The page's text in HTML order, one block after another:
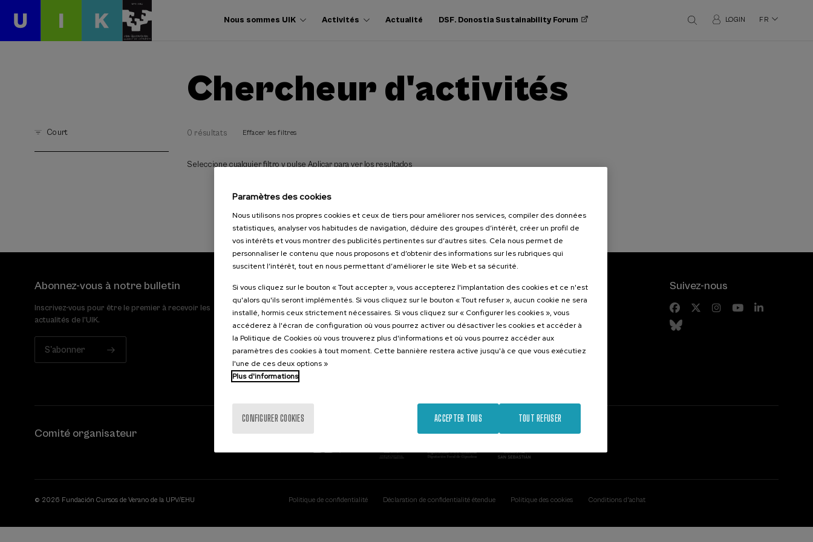
Nous sommes UIK Activités Actualité DSF. Donostia Sustainability Forum LOGIN FR
Chercheur d'activités
Court 0 résultats Effacer les filtres
Seleccione cualquier filtro y pulse Aplicar para ver los resultados
Abonnez-vous à notre bulletin
Inscrivez-vous pour être le premier à recevoir les
actualités de l'UIK.
S'abonner
Contact
20007 Donostia / San Sebastián
Contactez-nous!
Intéressant...
Activités précédentes
Suivez-nous
Comité organisateur
© 2026 Fundación Cursos de Verano de la UPV/EHU Politique de confidentialité Déclaration de confidentialité étendue Politique des cookies Conditions d'achat
Paramètres des cookies
Nous utilisons nos propres cookies et ceux de tiers pour améliorer nos services, compiler des données
statistiques, analyser vos habitudes de navigation, déduire des groupes d’intérêt, créer un profil de
vos intérêts et vous montrer des publicités pertinentes sur d’autres sites. Cela nous permet de
personnaliser le contenu que nous proposons et d’obtenir des informations sur les rubriques qui
suscitent l’intérêt, tout en nous permettant d’améliorer le site Web et sa sécurité.
Si vous cliquez sur le bouton « Tout accepter », vous accepterez l'implantation des cookies et ce n'est
qu'alors qu'ils seront implémentés. Si vous cliquez sur le bouton « Tout refuser », aucun cookie ne sera
installé, hormis ceux strictement nécessaires. Si vous cliquez sur « Configurer les cookies », vous
accéderez à l'écran de configuration où vous pourrez activer ou désactiver les cookies et accéder à
la Politique de Cookies où vous trouverez plus d'informations et où vous pourrez accéder aux
paramètres des cookies à tout moment. Cette bannière restera active jusqu'à ce que vous exécutiez
l'une de ces deux options »
Plus d'informations
CONFIGURER COOKIES TOUT REFUSER
ACCEPTER TOUS